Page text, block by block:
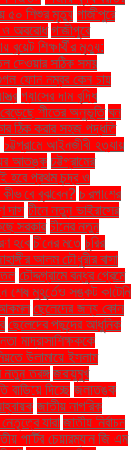
৫০ শিশুর মৃত্যু গাজীপুরে
ও অবরোধ গাজীপুরে
বুয়েট শিক্ষার্থীর মৃত্যু:
দেওয়ার সঠিক সময়
ফোন নম্বর কেন চায়
গ্যাসের দাম বৃদ্ধি
শীতের অনুভূতি ঘন
ঠিক করার সহজ পদ্ধতি
চট্টগ্রামে আইনজীবী হত্যায়
আতঙ্ক চট্টগ্রামের
হবে প্রথম চন্দ্র ও
বুঝবেন? চারপাশের
দাস চীনে নতুন ভাইরাসের
সরকার চীনের নতুন
হবে চীনের মতে চুরির
আলম চৌধুরীর বাসা
চৌদ্দগ্রামে বন্ধুর প্রেমে
শেষ মুহূর্তেও সঙ্কট কাটেনি
আকমল ছেলেদের জন্য কোন
ছেলেদের পছন্দের আধুনিক
মাদ্রাসাশিক্ষককে
উলামায়ে ইসলাম
নতুন তরঙ্গ জরায়ুমুখ
বাড়িয়ে দিচ্ছে জলাতঙ্ক
জাতীয় নাগরিক
নেতৃত্বে যারা জাতীয় নির্বাচন
পার্টির চেয়ারম্যান জি এম